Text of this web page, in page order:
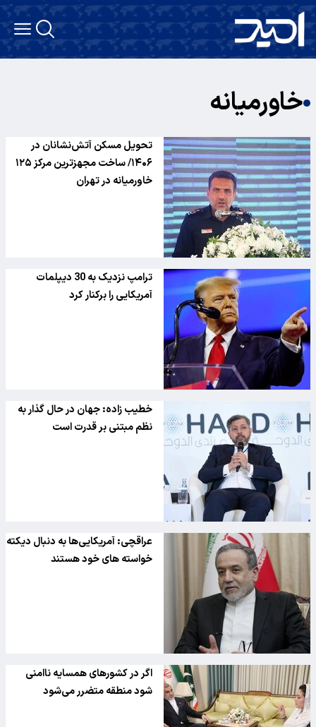
خاورمیانه
تحویل مسکن آتش‌نشانان در
۱۴۰۶/ ساخت مجهزترین مرکز ۱۲۵
خاورمیانه در تهران
ترامپ نزدیک به 30 دیپلمات
آمریکایی را برکنار کرد
خطیب زاده: جهان در حال گذار به
نظم مبتنی بر قدرت است
عراقچی: آمریکایی‌ها به دنبال دیکته
خواسته‌ های خود هستند
اگر در کشور‌های همسایه ناامنی
شود منطقه متضرر می‌شود